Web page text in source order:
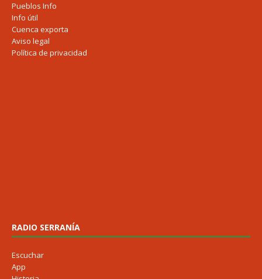
Pueblos Info
Info útil
Cuenca exporta
Aviso legal
Política de privacidad
RADIO SERRANÍA
Escuchar
App